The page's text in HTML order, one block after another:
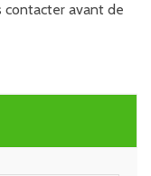
contacter avant de